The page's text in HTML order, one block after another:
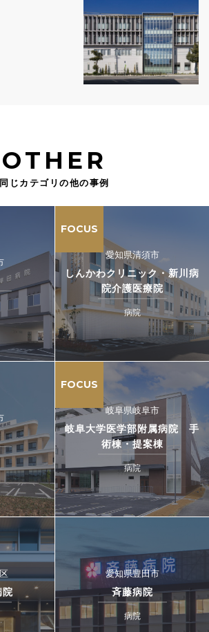
OTHER
同じカテゴリの他の事例
FOCUS
愛知県清須市
しんかわクリニック・新川病
院介護医療院
病院
FOCUS
岐阜県岐阜市
岐阜大学医学部附属病院 手
術棟・提案棟
病院
院
愛知県豊田市
斉藤病院
病院